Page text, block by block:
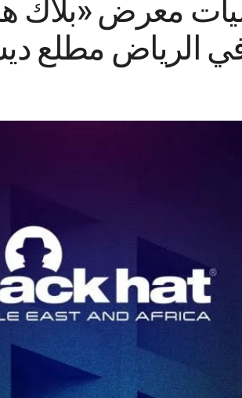
معرض «بلاك
الرياض مطلع